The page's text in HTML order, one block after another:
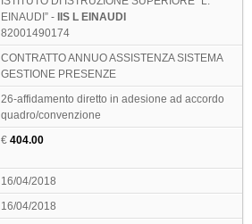
EINAUDI” -
IIS L EINAUDI
82001490174
CONTRATTO ANNUO ASSISTENZA SISTEMA
GESTIONE PRESENZE
26-affidamento diretto in adesione ad accordo
quadro/convenzione
€404.00
16/04/2018
16/04/2018